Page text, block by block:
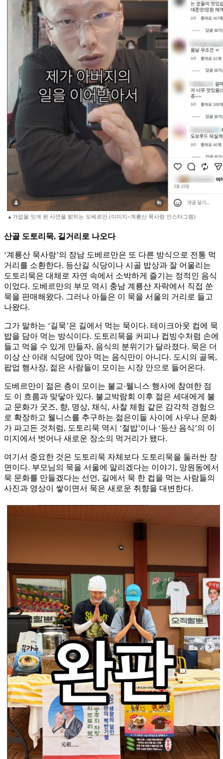
▲가업을 잇게 된 사연을 밝히는 도베르만.(이미지=계룡산 묵사랑 인스타그램)
산골 도토리묵, 길거리로 나오다
‘계룡산 묵사랑’의 장남 도베르만은 또 다른 방식으로 전통 먹
거리를 소환한다. 등산길 식당이나 시골 밥상과 잘 어울리는
도토리묵은 대체로 자연 속에서 소박하게 즐기는 정적인 음식
이었다. 도베르만의 부모 역시 충남 계룡산 자락에서 직접 쑨
묵을 판매해왔다. 그러나 아들은 이 묵을 서울의 거리로 들고
나왔다.
그가 말하는 ‘길묵’은 길에서 먹는 묵이다. 테이크아웃 컵에 묵
밥을 담아 먹는 방식이다. 도토리묵을 커피나 컵빙수처럼 손에
들고 먹을 수 있게 만들자, 음식의 분위기가 달라졌다. 묵은 더
이상 산 아래 식당에 앉아 먹는 음식만이 아니다. 도시의 골목,
팝업 행사장, 젊은 사람들이 모이는 시장 안으로 들어온다.
도베르만이 젊은 층이 모이는 불교·웰니스 행사에 참여한 점
도 이 흐름과 맞닿아 있다. 불교박람회 이후 젊은 세대에게 불
교 문화가 굿즈, 향, 명상, 채식, 사찰 체험 같은 감각적 경험으
로 확장하고 웰니스를 추구하는 젊은이들 사이에 사우나 문화
가 파고든 것처럼, 도토리묵 역시 ‘절밥’이나 ‘등산 음식’의 이
미지에서 벗어나 새로운 장소의 먹거리가 됐다.
여기서 중요한 것은 도토리묵 자체보다 도토리묵을 둘러싼 장
면이다. 부모님의 묵을 서울에 알리겠다는 이야기, 망원동에서
묵 문화를 만들겠다는 선언, 길에서 묵 한 컵을 먹는 사람들의
사진과 영상이 쌓이면서 묵은 새로운 취향을 대변한다.